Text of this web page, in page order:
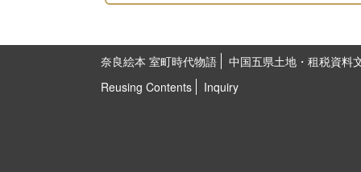
奈良絵本 室町時代物語
中国五県土地・租税資料
Reusing Contents
Inquiry